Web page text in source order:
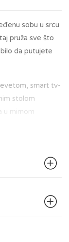
sobu u srcu
pruža sve što
da putujete
smart tv-
stolom
u mirnom
od glavnih
grada s